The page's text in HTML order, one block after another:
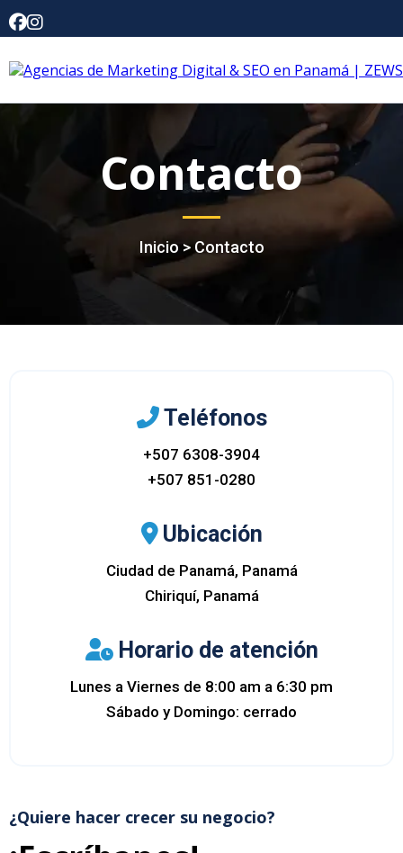
Contacto
Inicio > Contacto
Teléfonos
+507 6308-3904
+507 851-0280
Ubicación
Ciudad de Panamá, Panamá
Chiriquí, Panamá
Horario de atención
Lunes a Viernes de 8:00 am a 6:30 pm
Sábado y Domingo: cerrado
¿Quiere hacer crecer su negocio?